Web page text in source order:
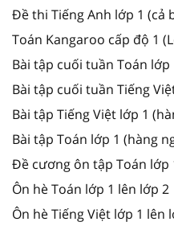
Đề thi Tiếng Anh lớp 1 (cả
Toán Kangaroo cấp độ 1
Bài tập cuối tuần Toán lớp
Bài tập cuối tuần Tiếng
Bài tập Tiếng Việt lớp 1
Bài tập Toán lớp 1 (hàng
Đề cương ôn tập Toán lớp
Ôn hè Toán lớp 1 lên lớp 2
Ôn hè Tiếng Việt lớp 1 lên